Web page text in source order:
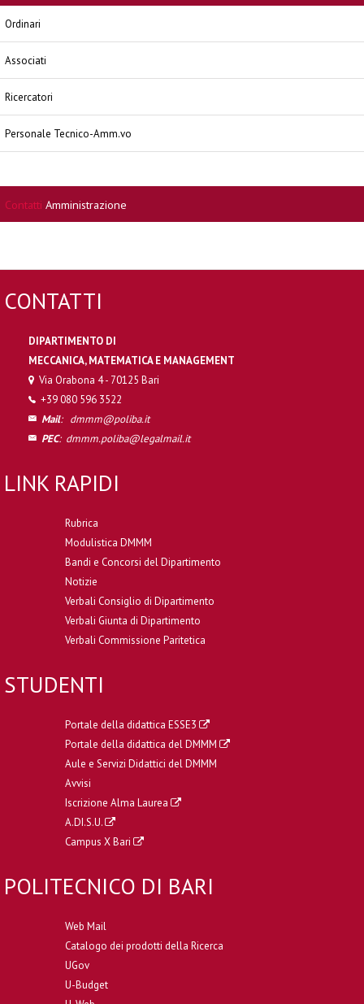
Ordinari
Associati
Ricercatori
Personale Tecnico-Amm.vo
Contatti Amministrazione
CONTATTI
DIPARTIMENTO DI
MECCANICA, MATEMATICA E MANAGEMENT
Via Orabona 4 - 70125 Bari
+39 080 596 3522
Mail: dmmm@poliba.it
PEC: dmmm.poliba@legalmail.it
LINK RAPIDI
Rubrica
Modulistica DMMM
Bandi e Concorsi del Dipartimento
Notizie
Verbali Consiglio di Dipartimento
Verbali Giunta di Dipartimento
Verbali Commissione Paritetica
STUDENTI
Portale della didattica ESSE3
Portale della didattica del DMMM
Aule e Servizi Didattici del DMMM
Avvisi
Iscrizione Alma Laurea
A.DI.S.U.
Campus X Bari
POLITECNICO DI BARI
Web Mail
Catalogo dei prodotti della Ricerca
UGov
U-Budget